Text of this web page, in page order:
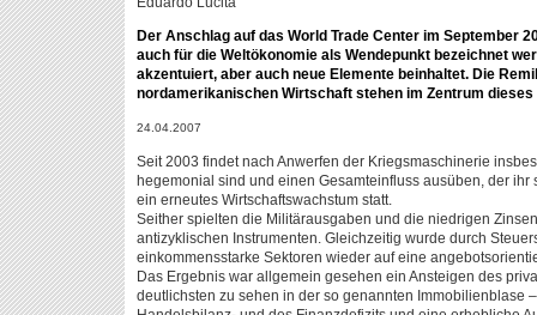
Der Anschlag auf das World Trade Center im September
auch für die Weltökonomie als Wendepunkt bezeichnet
akzentuiert, aber auch neue Elemente beinhaltet. Die
nordamerikanischen Wirtschaft stehen im Zentrum dieses
24.04.2007
Seit 2003 findet nach Anwerfen der Kriegsmaschinerie
hegemonial sind und einen Gesamteinfluss ausüben, der
ein erneutes Wirtschaftswachstum statt.
Seither spielten die Militärausgaben und die niedrigen
antizyklischen Instrumenten. Gleichzeitig wurde durch
einkommensstarke Sektoren wieder auf eine
Das Ergebnis war allgemein gesehen ein Ansteigen des
deutlichsten zu sehen in der so genannten Immobilienblase